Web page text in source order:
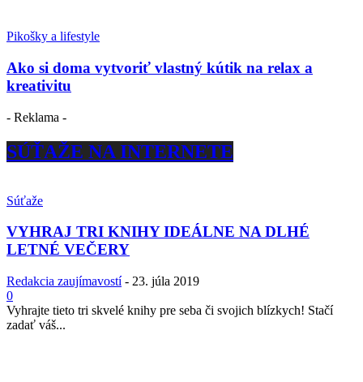
Pikošky a lifestyle
Ako si doma vytvoriť vlastný kútik na relax a
kreativitu
- Reklama -
SÚŤAŽE NA INTERNETE
Súťaže
VYHRAJ TRI KNIHY IDEÁLNE NA DLHÉ
LETNÉ VEČERY
Redakcia zaujímavostí - 23. júla 2019
0
Vyhrajte tieto tri skvelé knihy pre seba či svojich blízkych! Stačí
zadať váš...